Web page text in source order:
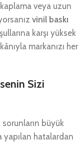
veya uzun
vinil baskı
karşı yüksek
markanızı her
Sizi
sorunların büyük
yapılan hatalardan